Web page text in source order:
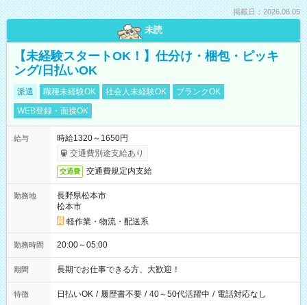
掲載日：2026.08.05
未読
【未経験スタートOK！】仕分け・梱包・ピッキ
ング/日払いOK
派遣 職種未経験OK 社会人未経験OK
ブランクOK
WEB登録・面接OK
給与
時給1320～1650円
交通費別途支給あり
交通費 交通費規定内支給
勤務地
長野県松本市
松本市
軽作業・物流・配送系
勤務時間 20:00～05:00
期間 長期でお仕事できる方、大歓迎！
特徴 日払いOK / 履歴書不要 / 40～50代活躍中 / 電話対応なし